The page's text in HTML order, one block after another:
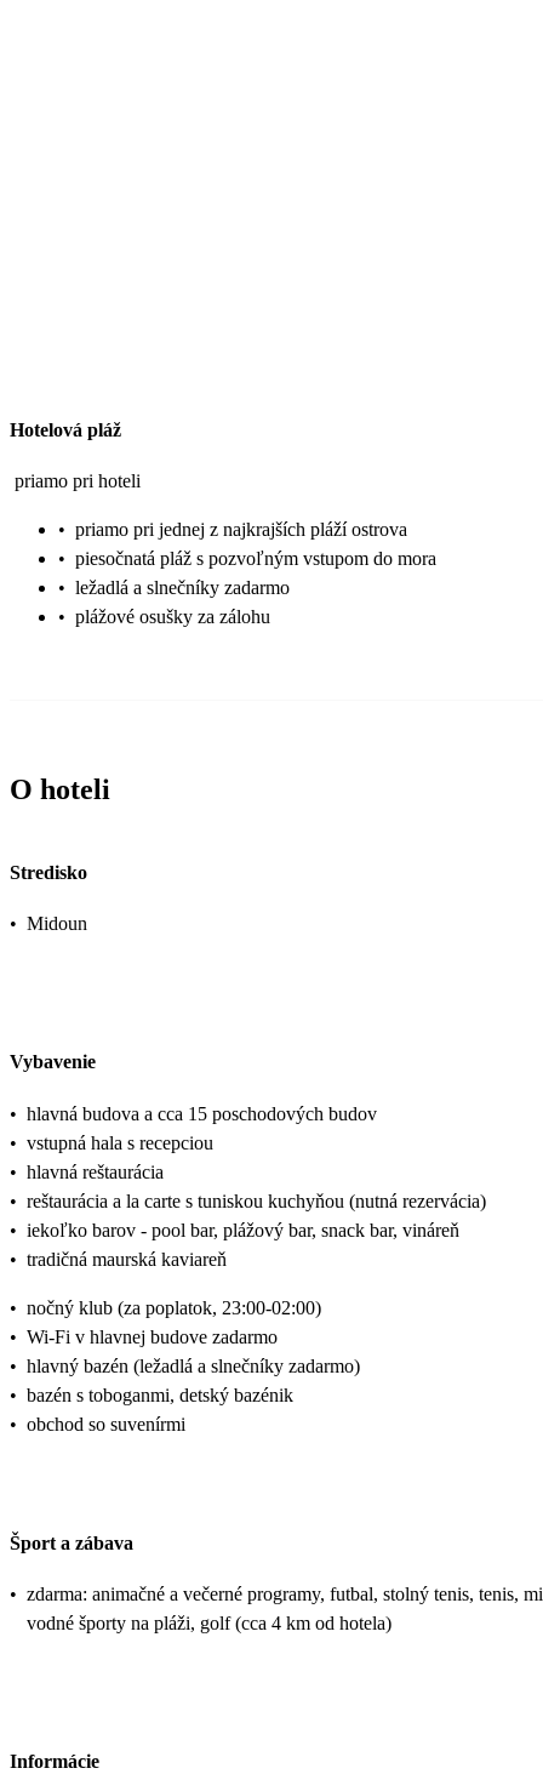
Hotelová pláž
priamo pri hoteli
• priamo pri jednej z najkrajších pláží ostrova
• piesočnatá pláž s pozvoľným vstupom do mora
• ležadlá a slnečníky zadarmo
• plážové osušky za zálohu
O hoteli
Stredisko
• Midoun
Vybavenie
• hlavná budova a cca 15 poschodových budov
• vstupná hala s recepciou
• hlavná reštaurácia
• reštaurácia a la carte s tuniskou kuchyňou (nutná rezervácia)
• iekoľko barov - pool bar, plážový bar, snack bar, vináreň
• tradičná maurská kaviareň
• nočný klub (za poplatok, 23:00-02:00)
• Wi-Fi v hlavnej budove zadarmo
• hlavný bazén (ležadlá a slnečníky zadarmo)
• bazén s toboganmi, detský bazénik
• obchod so suvenírmi
Šport a zábava
• zdarma: animačné a večerné programy, futbal, stolný tenis, tenis,
vodné športy na pláži, golf (cca 4 km od hotela)
Informácie